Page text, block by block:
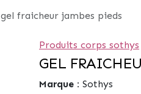
gel fraicheur jambes pieds
Produits corps sothys
GEL
Marque : Sothys